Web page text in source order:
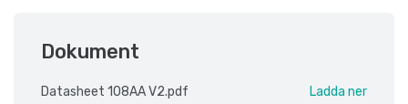
Dokument
Datasheet 108AA V2.pdf Ladda ner